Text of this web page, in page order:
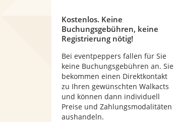
Kostenlos. Keine
Buchungsgebühren, keine
Registrierung nötig!
Bei eventpeppers fallen für Sie
keine Buchungsgebühren an. Sie
bekommen einen Direktkontakt
zu Ihren gewünschten Walkacts
und können dann individuell
Preise und Zahlungsmodalitäten
aushandeln.